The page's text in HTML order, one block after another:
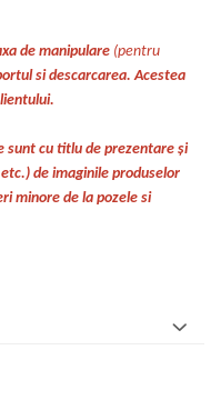
de manipulare (pentru
si descarcarea. Acestea
sunt cu titlu de prezentare și
de imaginile produselor
minore de la pozele si